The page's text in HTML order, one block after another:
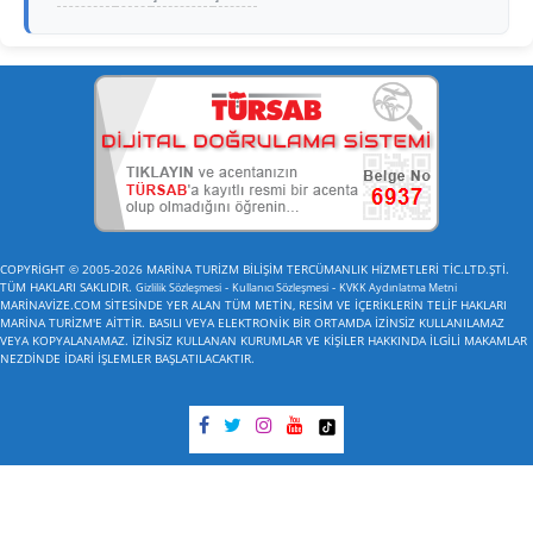
COPYRİGHT © 2005-2026 MARİNA TURİZM BİLİŞİM TERCÜMANLIK HİZMETLERİ TİC.LTD.ŞTİ.
TÜM HAKLARI SAKLIDIR. Gizlilik Sözleşmesi - Kullanıcı Sözleşmesi - KVKK Aydınlatma Metni
MARİNAVİZE.COM SİTESİNDE YER ALAN TÜM METİN, RESİM VE İÇERİKLERİN TELİF HAKLARI
MARİNA TURİZM'E AİTTİR. BASILI VEYA ELEKTRONİK BİR ORTAMDA İZİNSİZ KULLANILAMAZ
VEYA KOPYALANAMAZ. İZİNSİZ KULLANAN KURUMLAR VE KİŞİLER HAKKINDA İLGİLİ MAKAMLAR
NEZDİNDE İDARİ İŞLEMLER BAŞLATILACAKTIR.